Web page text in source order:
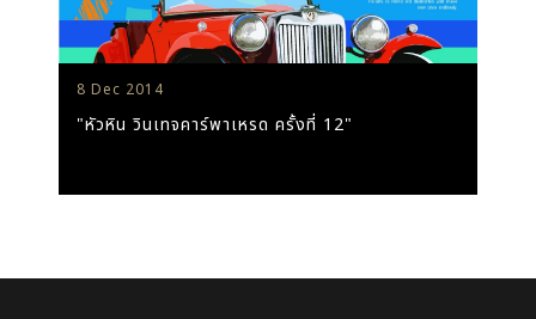
8 Dec 2014
"หัวหิน วินเทจคาร์พาเหรด ครั้งที่ 12"